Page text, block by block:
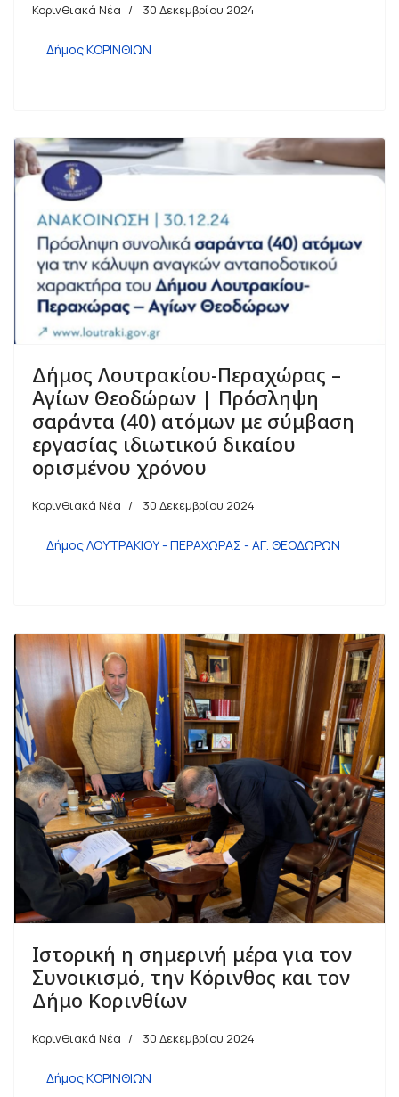
Κορινθιακά Νέα 30 Δεκεμβρίου 2024
Δήμος ΚΟΡΙΝΘΙΩΝ
Δήμος Λουτρακίου-Περαχώρας –
Αγίων Θεοδώρων | Πρόσληψη
σαράντα (40) ατόμων με σύμβαση
εργασίας ιδιωτικού δικαίου
ορισμένου χρόνου
Κορινθιακά Νέα 30 Δεκεμβρίου 2024
Δήμος ΛΟΥΤΡΑΚΙΟΥ - ΠΕΡΑΧΩΡΑΣ - ΑΓ. ΘΕΟΔΩΡΩΝ
Ιστορική η σημερινή μέρα για τον
Συνοικισμό, την Κόρινθος και τον
Δήμο Κορινθίων
Κορινθιακά Νέα 30 Δεκεμβρίου 2024
Δήμος ΚΟΡΙΝΘΙΩΝ